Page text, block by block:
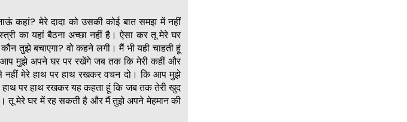
कहां? मेरे दादा को उसकी कोई बात समझ में नहीं
का यहां बैठना अच्छा नहीं है। ऐसा कर तू मेरे घर
तुझे बचाएगा? वो कहने लगी। मैं भी यही चाहती हूं
मुझे अपने घर पर रखेंगे जब तक कि मेरी कहीं और
नहीं मेरे हाथ पर हाथ रखकर वचन दो। कि आप मुझे
हाथ पर हाथ रखकर यह कहता हूं कि जब तक तेरी खुद
तू मेरे घर में रह सकती है और मैं तुझे अपने मेहमान की